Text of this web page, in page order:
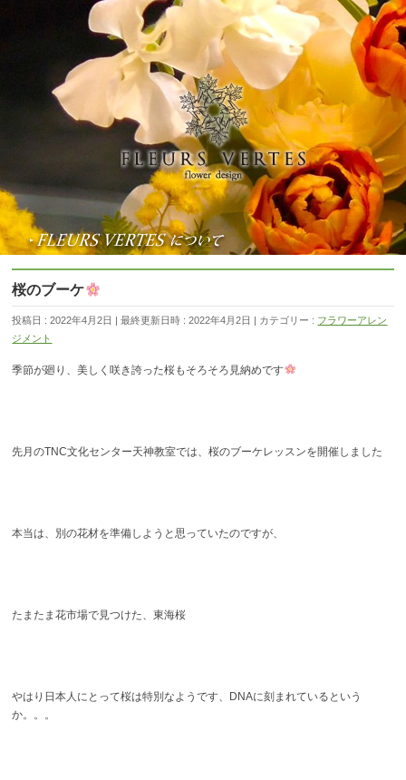
桜のブーケ
投稿日 : 2022年4月2日 最終更新日時 : 2022年4月2日 カテゴリー : フラワーアレン
ジメント
季節が廻り、美しく咲き誇った桜もそろそろ見納めです
先月のTNC文化センター天神教室では、桜のブーケレッスンを開催しました
本当は、別の花材を準備しようと思っていたのですが、
たまたま花市場で見つけた、東海桜
やはり日本人にとって桜は特別なようです、DNAに刻まれているという
か。。。